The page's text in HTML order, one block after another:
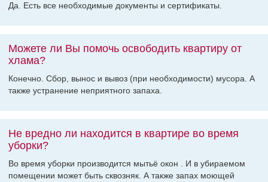
Да. Есть все необходимые документы и сертификаты.
Можете ли Вы помочь освободить квартиру от
хлама?
Конечно. Сбор, вынос и вывоз (при необходимости) мусора. А
также устранение неприятного запаха.
Не вредно ли находится в квартире во время
уборки?
Во время уборки производится мытьё окон . И в убираемом
помещении может быть сквозняк. А также запах моющей